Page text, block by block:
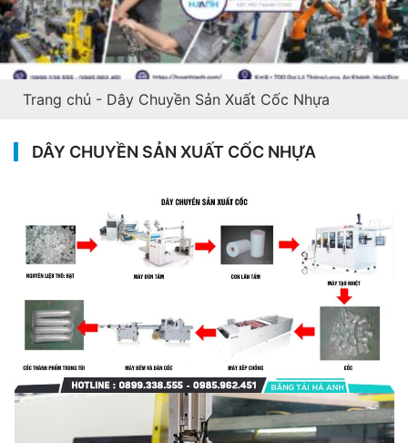
Trang chủ - Dây Chuyền Sản Xuất Cốc Nhựa
DÂY CHUYỀN SẢN XUẤT CỐC NHỰA